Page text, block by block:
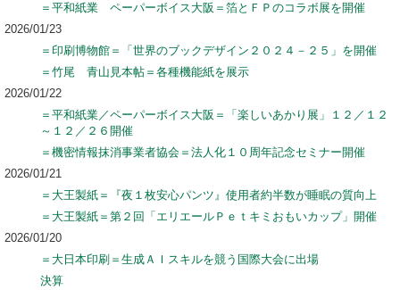
＝平和紙業 ペーパーボイス大阪＝箔とＦＰのコラボ展を開催
2026/01/23
＝印刷博物館＝「世界のブックデザイン２０２４－２５」を開催
＝竹尾 青山見本帖＝各種機能紙を展示
2026/01/22
＝平和紙業／ペーパーボイス大阪＝「楽しいあかり展」１２／１２
～１２／２６開催
＝機密情報抹消事業者協会＝法人化１０周年記念セミナー開催
2026/01/21
＝大王製紙＝『夜１枚安心パンツ』使用者約半数が睡眠の質向上
＝大王製紙＝第２回「エリエールＰｅｔキミおもいカップ」開催
2026/01/20
＝大日本印刷＝生成ＡＩスキルを競う国際大会に出場
決算